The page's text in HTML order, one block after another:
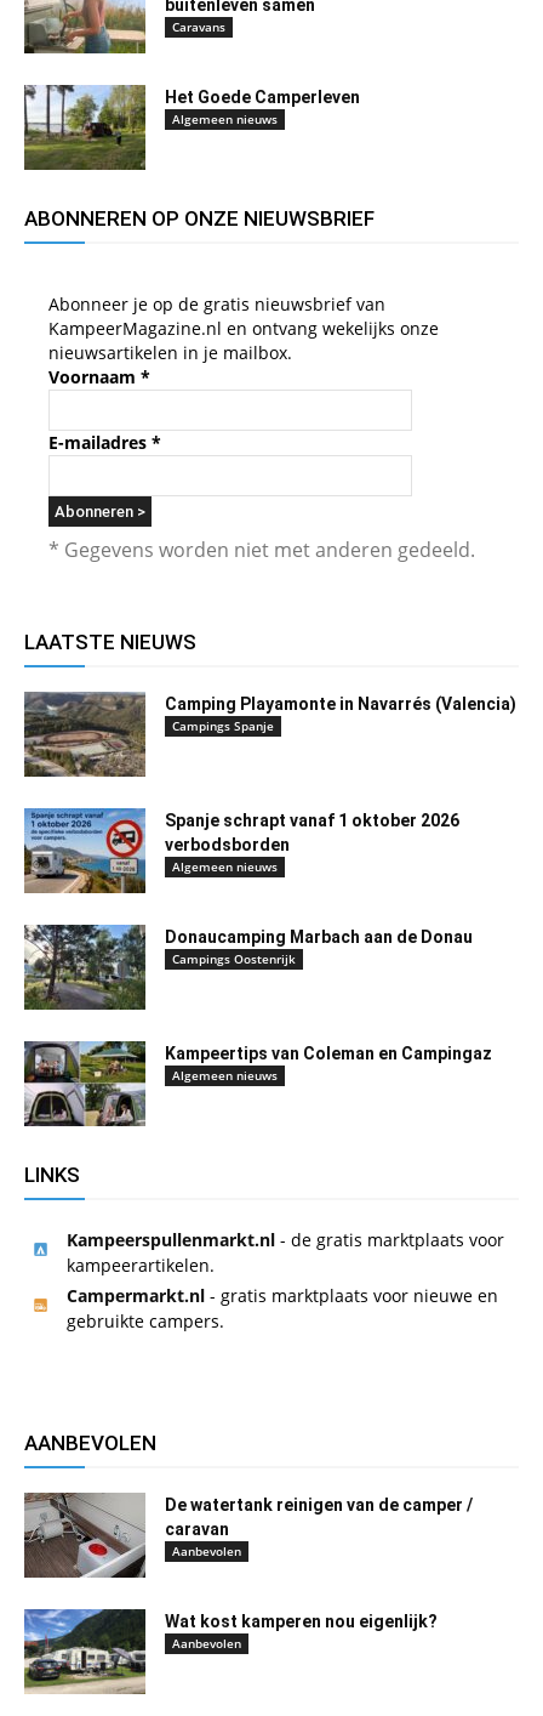
buitenleven samen
Caravans
Het Goede Camperleven
Algemeen nieuws
ABONNEREN OP ONZE NIEUWSBRIEF
Abonneer je op de gratis nieuwsbrief van
KampeerMagazine.nl en ontvang wekelijks onze
nieuwsartikelen in je mailbox.
Voornaam *
E-mailadres *
* Gegevens worden niet met anderen gedeeld.
LAATSTE NIEUWS
Camping Playamonte in Navarrés (Valencia)
Campings Spanje
Spanje schrapt vanaf 1 oktober 2026
verbodsborden
Algemeen nieuws
Donaucamping Marbach aan de Donau
Campings Oostenrijk
Kampeertips van Coleman en Campingaz
Algemeen nieuws
LINKS
Kampeerspullenmarkt.nl - de gratis marktplaats voor
kampeerartikelen.
Campermarkt.nl - gratis marktplaats voor nieuwe en
gebruikte campers.
AANBEVOLEN
De watertank reinigen van de camper /
caravan
Aanbevolen
Wat kost kamperen nou eigenlijk?
Aanbevolen